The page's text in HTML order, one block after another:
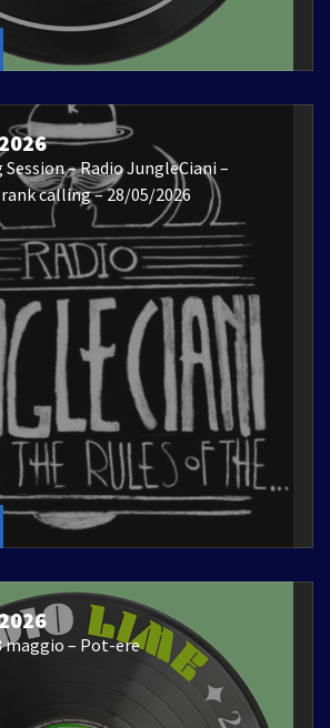
– Radio JungleCiani –
calling – 28/05/2026
maggio – Pot-ere